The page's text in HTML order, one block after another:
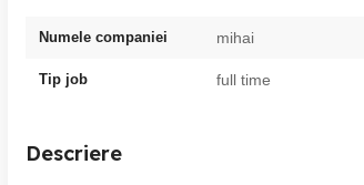
Numele companiei mihai
Tip job full time
Descriere